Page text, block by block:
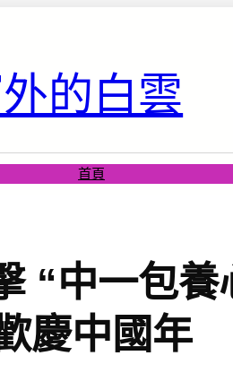
的白雲
首頁
“中一包
慶中國年